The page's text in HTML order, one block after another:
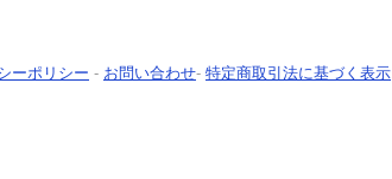
ーポリシー - お問い合わせ- 特定商取引法に基づく表示